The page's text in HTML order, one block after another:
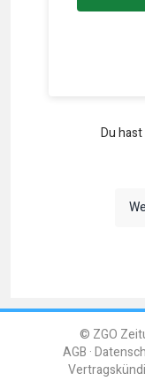
Du
© ZGO
AGB